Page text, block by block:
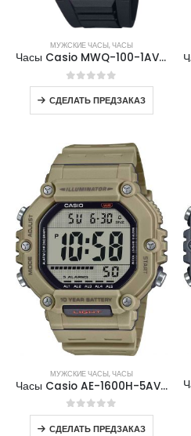
МУЖСКИЕ ЧАСЫ,ЧАСЫ
Часы Casio MWQ-100-1AVDF
0out of 5
СДЕЛАТЬ ПРЕДЗАКАЗ
МУЖСКИЕ ЧАСЫ,ЧАСЫ
Часы Casio AE-1600H-5AVDF
0out of 5
СДЕЛАТЬ ПРЕДЗАКАЗ